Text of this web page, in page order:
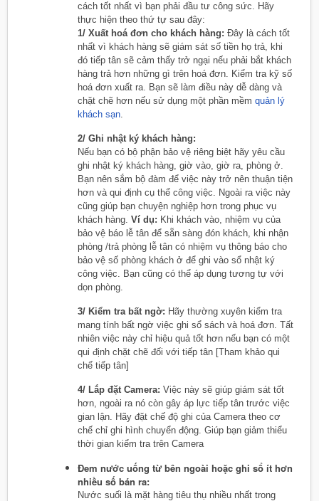
cách tốt nhất vì bạn phải đầu tư công sức. Hãy
thực hiện theo thứ tự sau đây:
1/ Xuất hoá đơn cho khách hàng: Đây là cách tốt
nhất vì khách hàng sẽ giám sát số tiền họ trả, khi
đó tiếp tân sẽ cảm thấy trở ngại nếu phải bắt khách
hàng trả hơn những gì trên hoá đơn. Kiểm tra kỹ số
hoá đơn xuất ra. Bạn sẽ làm điều này dễ dàng và
chặt chẽ hơn nếu sử dụng một phần mềm quản lý
khách sạn
2/ Ghi nhật ký khách hàng:
Nếu bạn có bộ phận bảo vệ riêng biệt hãy yêu cầu
ghi nhật ký khách hàng, giờ vào, giờ ra, phòng ở.
Bạn nên sắm bộ đàm để việc này trở nên thuận tiện
hơn và qui định cụ thể công việc. Ngoài ra việc này
cũng giúp bạn chuyện nghiệp hơn trong phục vụ
khách hàng. Ví dụ: Khi khách vào, nhiệm vụ của
bảo vệ báo lễ tân để sẵn sàng đón khách, khi nhận
phòng /trả phòng lễ tân có nhiệm vụ thông báo cho
bảo vệ số phòng khách ở để ghi vào sổ nhật ký
công việc. Bạn cũng có thể áp dụng tương tự với
dọn phòng.
3/ Kiểm tra bất ngờ: Hãy thường xuyên kiểm tra
mang tính bất ngờ việc ghi sổ sách và hoá đơn. Tất
nhiên việc này chỉ hiệu quả tốt hơn nếu bạn có một
qui định chặt chẽ đối với tiếp tân [Tham khảo qui
chế tiếp tân]
4/ Lắp đặt Camera: Việc này sẽ giúp giám sát tốt
hơn, ngoài ra nó còn gây áp lực tiếp tân trước việc
gian lận. Hãy đặt chế độ ghi của Camera theo cơ
chế chỉ ghi hình chuyển động. Giúp bạn giảm thiểu
thời gian kiểm tra trên Camera
Đem nước uống từ bên ngoài hoặc ghi sổ ít hơn
nhiều số bán ra:
Nước suối là mặt hàng tiêu thụ nhiều nhất trong